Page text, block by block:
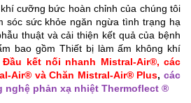
cưỡng bức hoàn chỉnh của chúng tôi
sóc sức khỏe ngăn ngừa tình trạng hạ
thuật và cải thiện kết quả của bệnh
bao gồm Thiết bị làm ấm không khí
Đầu kết nối nhanh Mistral-Air®, các
Air® và Chăn Mistral-Air® Plus, các
nghệ phản xạ nhiệt Thermoflect ®